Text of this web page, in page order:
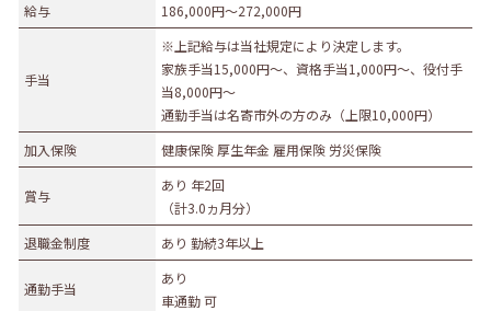
勤務形態
契約 公務員
団体職員
その他
勤務地
札幌市・近郊 函館市・近郊
旭川市・近郊
釧路市・近郊
帯広市・近郊
給与
186,000円〜272,000円
手当
※上記給与は当社規定により決定します。
家族手当15,000円～、資格手当1,000円～、役付手
当8,000円～
通勤手当は名寄市外の方のみ（上限10,000円）
加入保険
健康保険 厚生年金 雇用保険 労災保険
賞与
あり 年2回
（計3.0ヵ月分）
退職金制度
あり 勤続3年以上
通勤手当
あり
車通勤 可